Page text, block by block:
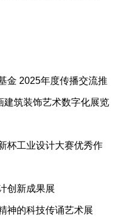
金 2025年度传播交流推
筑装饰艺术数字化展览
工业设计大赛优秀作
创新成果展
的科技传诵艺术展